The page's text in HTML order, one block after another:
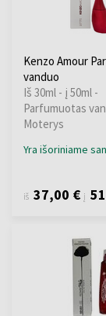
Kenzo Amour
vanduo
Iš 30ml - į 50ml -
Parfumuotas
Moterys
Yra išoriniame
iš 37,00 € į